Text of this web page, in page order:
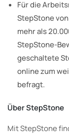
Für die
StepStone
mehr als
StepStone-
geschaltete
online zum
befragt.
Über StepStone
Mit StepStone